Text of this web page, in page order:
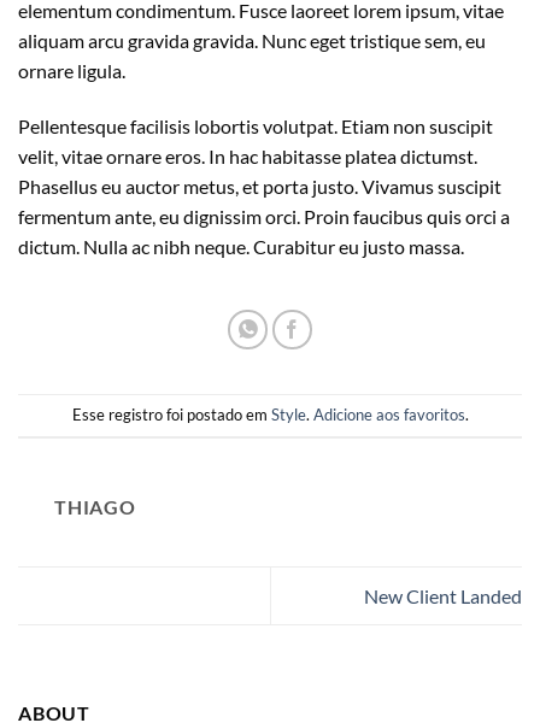
elementum condimentum. Fusce laoreet lorem ipsum, vitae
aliquam arcu gravida gravida. Nunc eget tristique sem, eu
ornare ligula.
Pellentesque facilisis lobortis volutpat. Etiam non suscipit
velit, vitae ornare eros. In hac habitasse platea dictumst.
Phasellus eu auctor metus, et porta justo. Vivamus suscipit
fermentum ante, eu dignissim orci. Proin faucibus quis orci a
dictum. Nulla ac nibh neque. Curabitur eu justo massa.
Esse registro foi postado em Style. Adicione aos favoritos.
THIAGO
New Client Landed
ABOUT